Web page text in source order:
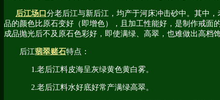
后江场口 分老后江与新后江，均产于河床冲击砂中。其中
品的颜色比原石变好（即增色），且加工性能好，是制作戒面
成品抛光后不及原石色彩好，即使满绿、高翠，也难做出高档饰
后江翡翠赌石特点：
1.老后江料皮海呈灰绿黄色黄白雾。
2.老后江料水好底好常产满绿高翠。